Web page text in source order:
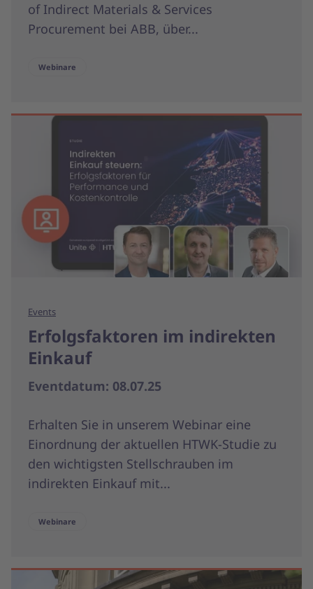
of Indirect Materials & Services
Procurement bei ABB, über...
Webinare
Events
Erfolgsfaktoren im indirekten
Einkauf
Eventdatum: 08.07.25
Erhalten Sie in unserem Webinar eine
Einordnung der aktuellen HTWK-Studie zu
den wichtigsten Stellschrauben im
indirekten Einkauf mit...
Webinare